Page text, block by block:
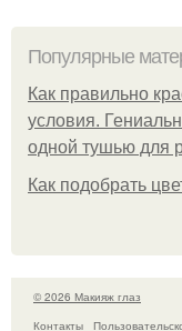
Популярные
Как правильно
условия.
одной тушью для
Как подобрать
© 2026 Макияж глаз
Контакты